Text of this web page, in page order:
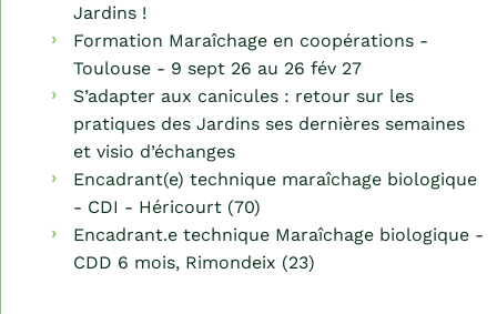
Jardins !
Formation Maraîchage en coopérations -
Toulouse - 9 sept 26 au 26 fév 27
S’adapter aux canicules : retour sur les
pratiques des Jardins ses dernières semaines
et visio d’échanges
Encadrant(e) technique maraîchage biologique
- CDI - Héricourt (70)
Encadrant.e technique Maraîchage biologique -
CDD 6 mois, Rimondeix (23)